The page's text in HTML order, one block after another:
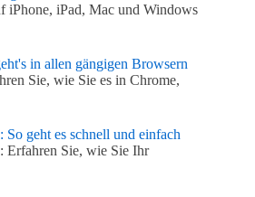
iPhone, iPad, Mac und Windows
in allen gängigen Browsern
Sie, wie Sie es in Chrome,
geht es schnell und einfach
Erfahren Sie, wie Sie Ihr